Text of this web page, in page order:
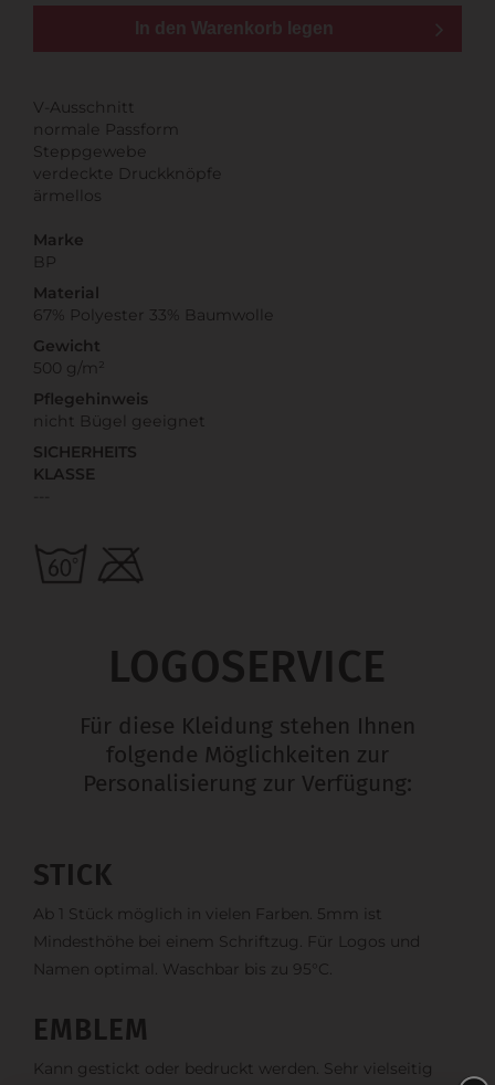
In den Warenkorb legen
V-Ausschnitt
normale Passform
Steppgewebe
verdeckte Druckknöpfe
ärmellos
Marke
BP
Material
67% Polyester 33% Baumwolle
Gewicht
500 g/m²
Pflegehinweis
nicht Bügel geeignet
SICHERHEITS
KLASSE
LOGOSERVICE
Für diese Kleidung stehen Ihnen
folgende Möglichkeiten zur
Personalisierung zur Verfügung:
STICK
Ab 1 Stück möglich in vielen Farben. 5mm ist
Mindesthöhe bei einem Schriftzug. Für Logos und
Namen optimal. Waschbar bis zu 95°C.
EMBLEM
Kann gestickt oder bedruckt werden. Sehr vielseitig